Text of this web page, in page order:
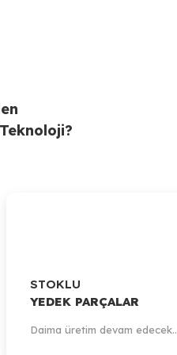
STOKLU
YEDEK PARÇALAR
Daima üretim devam edecek..